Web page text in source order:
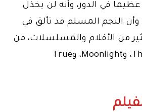
في الدور، وأنه لن يخذل
النجم المسلم قد تألق في
من الأفلام والمسلسلات، من
بينها The Green Book، وMoonlight، وTrue